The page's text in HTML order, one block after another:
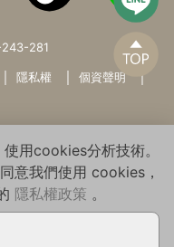
281
隱私權
個資聲明
GROUP All Rights
用cookies分析技術。
意我們使用 cookies，
隱私權政策 。